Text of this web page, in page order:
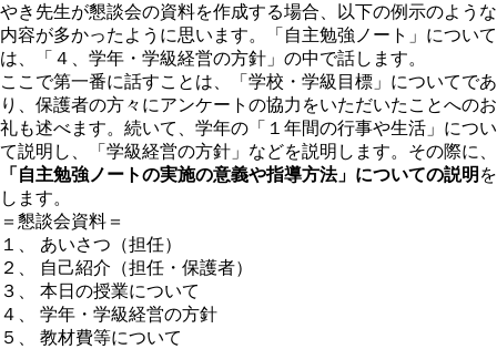
やき先生が懇談会の資料を作成する場合、以下の例示のような
内容が多かったように思います。「自主勉強ノート」について
は、「４、学年・学級経営の方針」の中で話します。
ここで第一番に話すことは、「学校・学級目標」についてであ
り、保護者の方々にアンケートの協力をいただいたことへのお
礼も述べます。続いて、学年の「１年間の行事や生活」につい
て説明し、「学級経営の方針」などを説明します。その際に、
「自主勉強ノートの実施の意義や指導方法」についての説明 を
します。
＝懇談会資料＝
１、 あいさつ（担任）
２、 自己紹介（担任・保護者）
３、 本日の授業について
４、 学年・学級経営の方針
５、 教材費等について